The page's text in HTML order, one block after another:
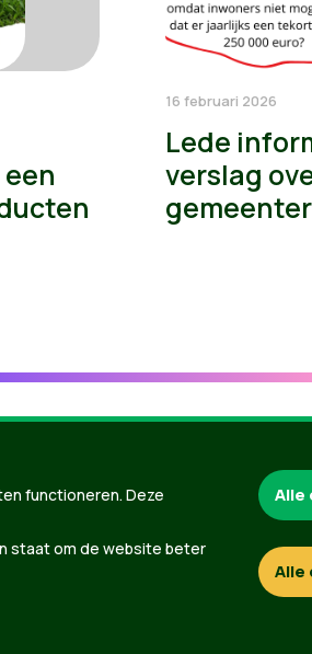
16 februari 2026
Lede
verslag
functioneren. Deze
staat om de website beter
Alle
Alle